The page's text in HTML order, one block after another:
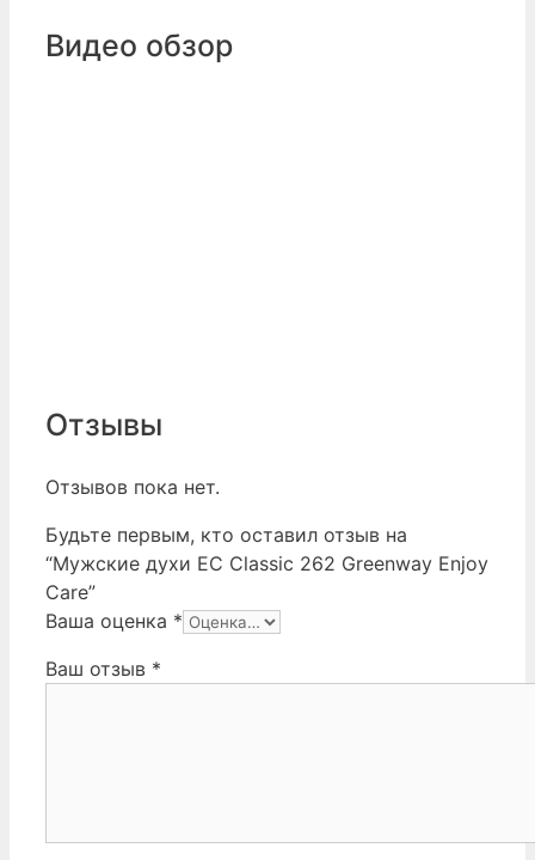
Видео обзор
Отзывы
Отзывов пока нет.
Будьте первым, кто оставил отзыв на
“Мужские духи EC Classic 262 Greenway Enjoy
Care”
Ваша оценка *
Ваш отзыв *